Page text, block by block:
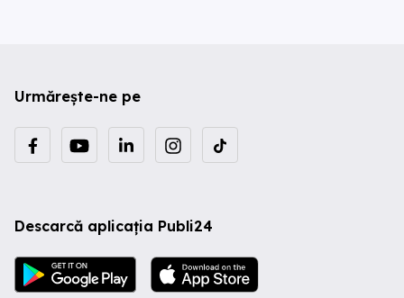
Urmărește-ne pe
Descarcă aplicația Publi24